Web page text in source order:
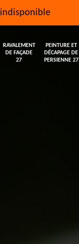
indisponible
RAVALEMENT
DE FAÇADE
27
PEINTURE ET
DÉCAPAGE DE
PERSIENNE 27